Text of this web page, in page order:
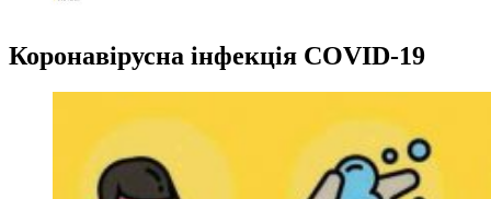
Коронавірусна інфекція COVID-19